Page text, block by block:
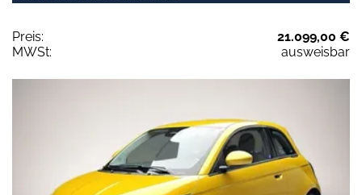
Preis:
21.099,00 €
MWSt:
ausweisbar